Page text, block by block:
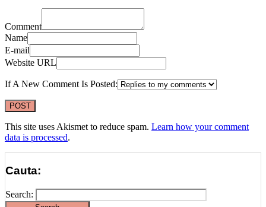
Comment
Name
E-mail
Website URL
If A New Comment Is Posted:
This site uses Akismet to reduce spam. Learn how your comment
data is processed.
Cauta:
Search: